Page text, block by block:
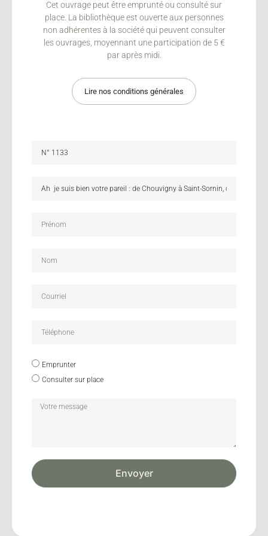
Cet ouvrage peut être emprunté ou consulté sur
place. La bibliothèque est ouverte aux personnes
non adhérentes à la société qui peuvent consulter
les ouvrages, moyennant une participation de 5 €
par après midi.
Lire nos conditions générales
Emprunter
Consulter sur place
Envoyer